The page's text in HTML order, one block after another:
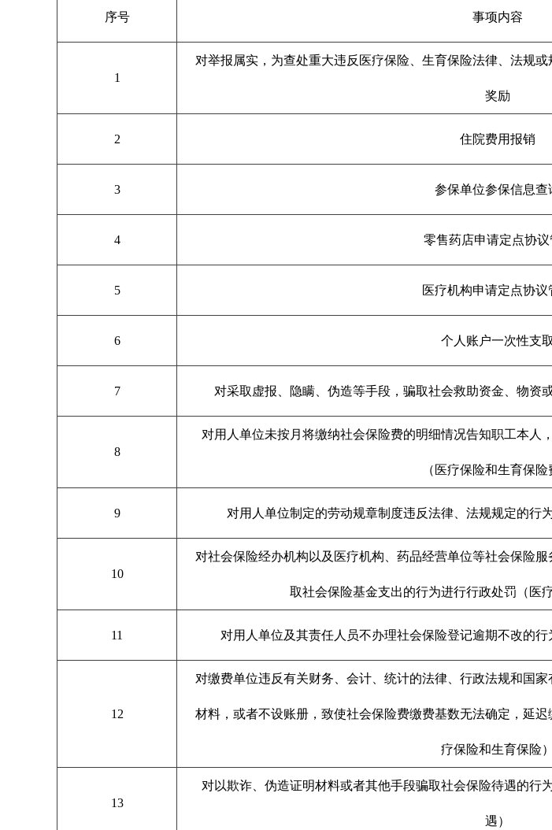
序号 事项内容
1
对举报属实，为查处重大违反医疗保险、生育保险法律、法规
奖励
2 住院费用报销
3 参保单位参保信息查
4 零售药店申请定点协议
5 医疗机构申请定点协议
6 个人账户一次性支取
7 对采取虚报、隐瞒、伪造等手段，骗取社会救助资金、物资
8
对用人单位未按月将缴纳社会保险费的明细情况告知职工本人
（医疗保险和生育保险
9 对用人单位制定的劳动规章制度违反法律、法规规定的行
10
对社会保险经办机构以及医疗机构、药品经营单位等社会保险
取社会保险基金支出的行为进行行政处罚（医
11 对用人单位及其责任人员不办理社会保险登记逾期不改的行
12
对缴费单位违反有关财务、会计、统计的法律、行政法规和国
材料，或者不设账册，致使社会保险费缴费基数无法确定，延
疗保险和生育保险）
13
对以欺诈、伪造证明材料或者其他手段骗取社会保险待遇的行
遇）